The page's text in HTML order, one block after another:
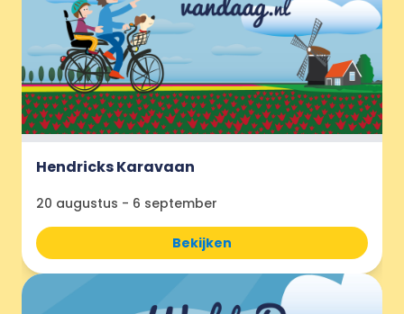
Hendricks Karavaan
20 augustus - 6 september
Bekijken